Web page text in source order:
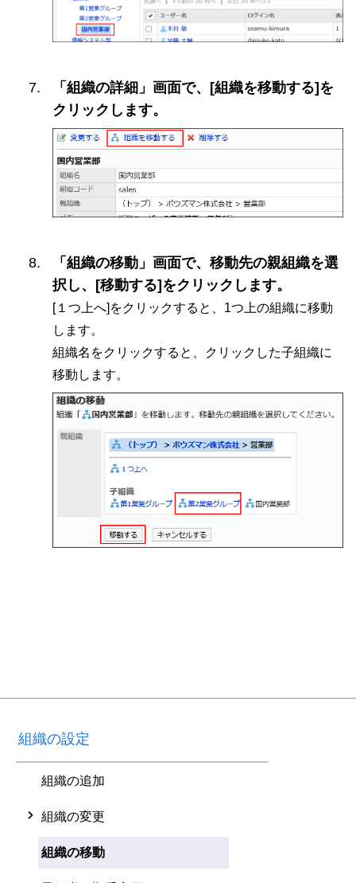
「組織の詳細」画面で、[組織を移動する]を
クリックします。
「組織の移動」画面で、移動先の親組織を選
択し、[移動する]をクリックします。
[１つ上へ]をクリックすると、1つ上の組織に移動
します。
組織名をクリックすると、クリックした子組織に
移動します。
組織の設定
組織の追加
組織の変更
組織の移動